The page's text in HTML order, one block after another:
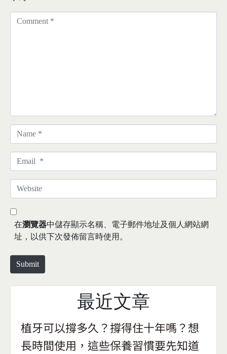
a
m
*
m
a
*
W
e
b
e
在瀏覽器中儲存顯示名稱、電子郵件地址及個人網站網
址，以供下次發佈留言時使用。
Submit
最近文章
植牙可以撐多久？撐得住十年嗎？想
長時間使用，這些保養習慣要先知道